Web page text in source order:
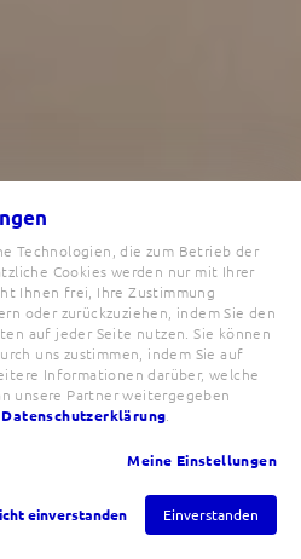
Technologien, die zum Betrieb der
Cookies werden nur mit Ihrer
Ihnen frei, Ihre Zustimmung
oder zurückzuziehen, indem Sie den
auf jeder Seite nutzen. Sie können
uns zustimmen, indem Sie auf
Informationen darüber, welche
unsere Partner weitergegeben
Datenschutzerklärung
Meine Einstellungen
einverstanden Einverstanden